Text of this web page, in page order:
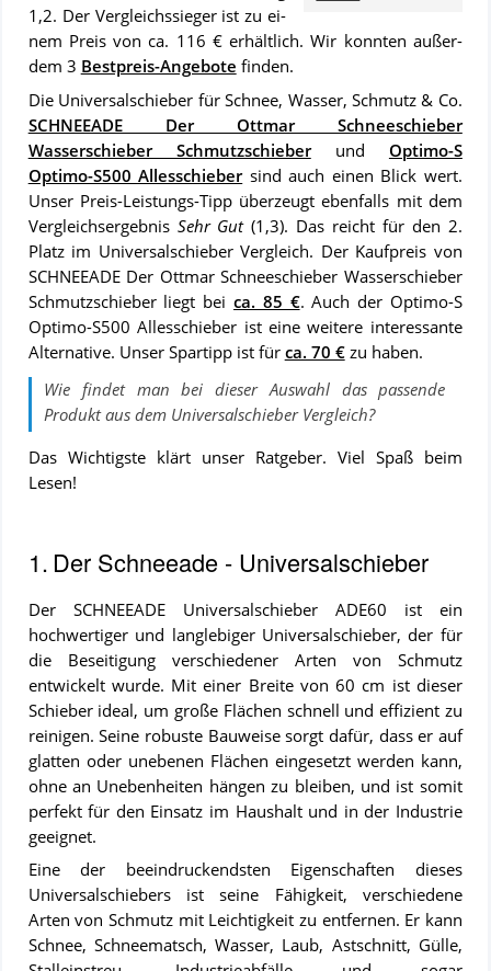
1,2. Der Ver­gleichs­sie­ger ist zu ei­
nem Preis von ca. 116 € er­hält­lich. Wir konn­ten au­ßer­
dem 3 Best­preis-An­ge­bo­te fin­den.
Die Universalschieber für Schnee, Wasser, Schmutz & Co.
SCHNEEADE Der Ottmar Schneeschieber
Wasserschieber Schmutzschieberund Optimo-S
Optimo-S500 Allesschiebersind auch ei­nen Blick wert.
Un­ser Preis-Leis­tungs-Tipp über­zeugt ebenfalls mit dem
Ver­gleich­s­er­geb­nis Sehr Gut(1,3). Das reicht für den 2.
Platz im Universalschieber Vergleich. Der Kauf­preis von
SCHNEEADE Der Ottmar Schneeschieber Wasserschieber
Schmutzschieber liegt bei ca. 85 €. Auch der Optimo-S
Optimo-S500 Allesschieber ist eine wei­te­re in­ter­es­san­te
Al­ter­na­ti­ve. Unser Spartipp ist für ca. 70 €zu ha­ben.
Wie findet man bei dieser Auswahl das passende
Produkt aus dem Universalschieber Vergleich?
Das Wichtigste klärt unser Ratgeber. Viel Spaß beim
Lesen!
INHALTSVERZEICHNIS
Universalschieber
Den richtigen
Universalschieber
kaufen - darauf
solltest du
achten!
1. Der Schneeade - Universalschieber
Der SCHNEEADE Universalschieber ADE60 ist ein
hochwertiger und langlebiger Universalschieber, der für
die Beseitigung verschiedener Arten von Schmutz
entwickelt wurde. Mit einer Breite von 60 cm ist dieser
Schieber ideal, um große Flächen schnell und effizient zu
reinigen. Seine robuste Bauweise sorgt dafür, dass er auf
glatten oder unebenen Flächen eingesetzt werden kann,
ohne an Unebenheiten hängen zu bleiben, und ist somit
perfekt für den Einsatz im Haushalt und in der Industrie
geeignet.
Eine der beeindruckendsten Eigenschaften dieses
Universalschiebers ist seine Fähigkeit, verschiedene
Arten von Schmutz mit Leichtigkeit zu entfernen. Er kann
Schnee, Schneematsch, Wasser, Laub, Astschnitt, Gülle,